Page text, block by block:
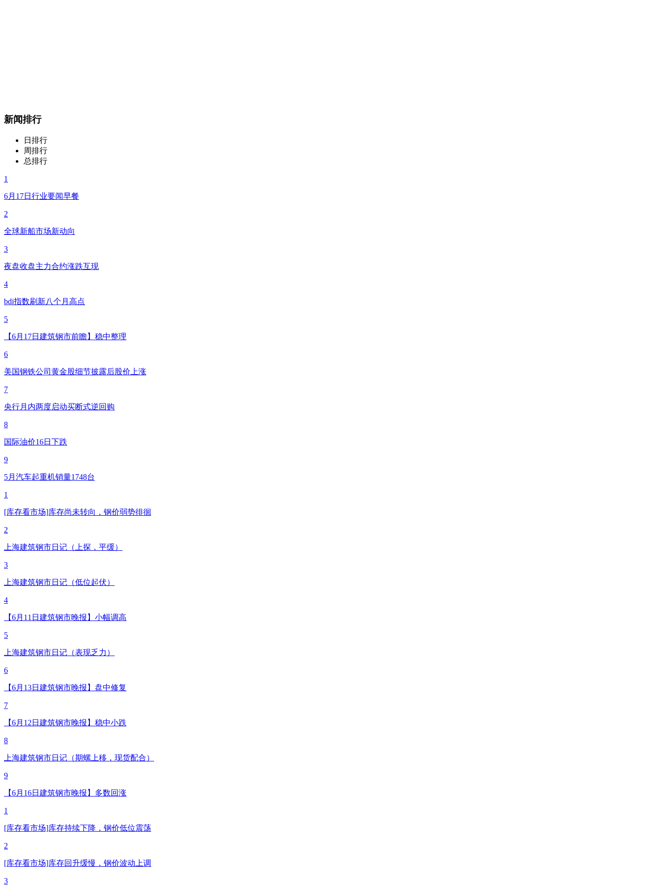
新闻排行
日排行
周排行
总排行
1
6月17日行业要闻早餐
2
全球新船市场新动向
3
夜盘收盘主力合约涨跌互现
4
bdi指数刷新八个月高点
5
【6月17日建筑钢市前瞻】稳中整理
6
美国钢铁公司黄金股细节披露后股价上涨
7
央行月内两度启动买断式逆回购
8
国际油价16日下跌
9
5月汽车起重机销量1748台
1
[库存看市场]库存尚未转向，钢价弱势徘徊
2
上海建筑钢市日记（上探，平缓）
3
上海建筑钢市日记（低位起伏）
4
【6月11日建筑钢市晚报】小幅调高
5
上海建筑钢市日记（表现乏力）
6
【6月13日建筑钢市晚报】盘中修复
7
【6月12日建筑钢市晚报】稳中小跌
8
上海建筑钢市日记（期螺上移，现货配合）
9
【6月16日建筑钢市晚报】多数回涨
1
[库存看市场]库存持续下降，钢价低位震荡
2
[库存看市场]库存回升缓慢，钢价波动上调
3